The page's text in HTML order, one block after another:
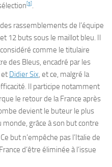
[5].
rassemblements de l’équipe
12 buts sous le maillot bleu. Il
comme le titulaire
des Bleus, encadré par les
et Didier Six, et ce, malgré la
Il participe notamment
le retour de la France après
devient le buteur le plus
monde, grâce à son but contre
Ce but n’empêche pas l’Italie de
d’être éliminée à l’issue